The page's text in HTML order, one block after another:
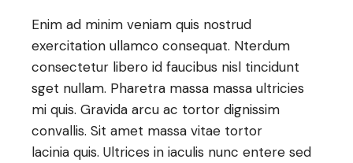
Enim ad minim veniam quis nostrud
exercitation ullamco consequat. Nterdum
consectetur libero id faucibus nisl tincidunt
sget nullam. Pharetra massa massa ultricies
mi quis. Gravida arcu ac tortor dignissim
convallis. Sit amet massa vitae tortor
lacinia quis. Ultrices in iaculis nunc entere sed